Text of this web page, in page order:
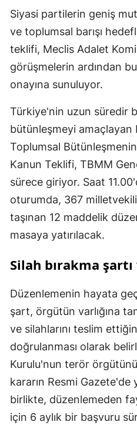
Siyasi partilerin geniş
ve toplumsal barışı
teklifi, Meclis Adalet
görüşmelerin ardından
onayına sunuluyor.
Türkiye'nin uzun süredir
bütünleşmeyi amaçlayan
Toplumsal
Kanun Teklifi, TBMM
sürece giriyor. Saat
oturumda, 367
taşınan 12 maddelik
masaya yatırılacak.
Silah bırakma
Düzenlemenin hayata
şart, örgütün varlığına
ve silahlarını teslim
doğrulanması olarak
Kurulu'nun terör
kararın Resmi Gazete'de
birlikte, düzenlemeden
için 6 aylık bir başvuru